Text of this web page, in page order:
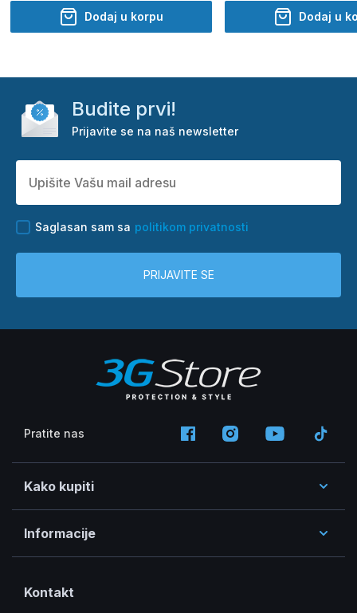
Dodaj u korpu Dodaj u
Budite prvi!
Prijavite se na naš newsletter
Saglasan sam sa politikom privatnosti
PRIJAVITE SE
Pratite nas
Kako kupiti
Informacije
Kontakt